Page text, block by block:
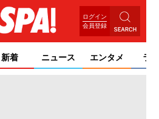
ログイン
会員登録
新着 ニュース エンタメ ライ